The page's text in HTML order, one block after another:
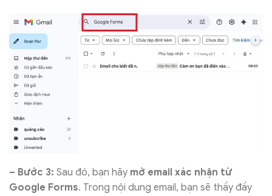
– Bước 3: Sau đó, bạn hãy mở email xác nhận từ
Google Forms. Trong nội dung email, bạn sẽ thấy đầy